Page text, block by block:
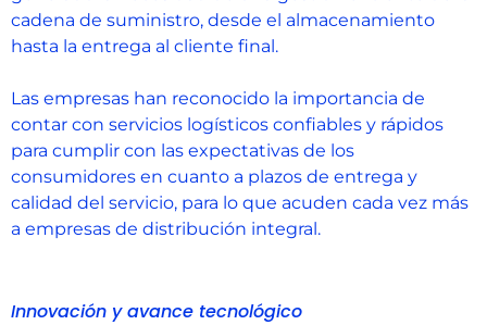
cadena de suministro, desde el almacenamiento
hasta la entrega al cliente final.
Las empresas han reconocido la importancia de
contar con servicios logísticos confiables y rápidos
para cumplir con las expectativas de los
consumidores en cuanto a plazos de entrega y
calidad del servicio, para lo que acuden cada vez más
a empresas de distribución integral.
Innovación y avance tecnológico